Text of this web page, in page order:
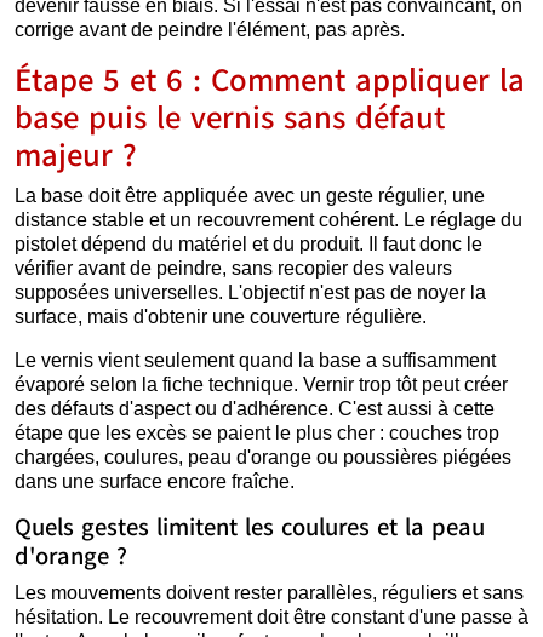
devenir fausse en biais. Si l'essai n'est pas convaincant, on
corrige avant de peindre l'élément, pas après.
Étape 5 et 6 : Comment appliquer la
base puis le vernis sans défaut
majeur ?
La base doit être appliquée avec un geste régulier, une
distance stable et un recouvrement cohérent. Le réglage du
pistolet dépend du matériel et du produit. Il faut donc le
vérifier avant de peindre, sans recopier des valeurs
supposées universelles. L'objectif n'est pas de noyer la
surface, mais d'obtenir une couverture régulière.
Le vernis vient seulement quand la base a suffisamment
évaporé selon la fiche technique. Vernir trop tôt peut créer
des défauts d'aspect ou d'adhérence. C'est aussi à cette
étape que les excès se paient le plus cher : couches trop
chargées, coulures, peau d'orange ou poussières piégées
dans une surface encore fraîche.
Quels gestes limitent les coulures et la peau
d'orange ?
Les mouvements doivent rester parallèles, réguliers et sans
hésitation. Le recouvrement doit être constant d'une passe à